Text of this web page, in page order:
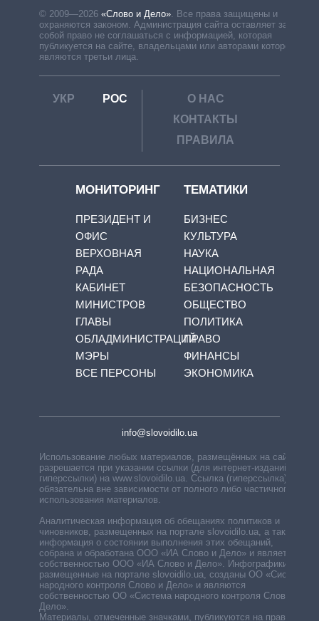
© 2009—2026 «Слово и Дело»
Все права защищены и
охраняются законом. Администрация сайта оставляет за
собой право не соглашаться с информацией, которая
публикуется на сайте, владельцами или авторами которой
являются третьи лица.
УКР РОС
О НАС
КОНТАКТЫ
ПРАВИЛА
МОНИТОРИНГ
ПРЕЗИДЕНТ И
ОФИС
ВЕРХОВНАЯ
РАДА
КАБИНЕТ
МИНИСТРОВ
ГЛАВЫ
ОБЛАДМИНИСТРАЦИЙ
МЭРЫ
ВСЕ ПЕРСОНЫ
ТЕМАТИКИ
БИЗНЕС
КУЛЬТУРА
НАУКА
НАЦИОНАЛЬНАЯ
БЕЗОПАСНОСТЬ
ОБЩЕСТВО
ПОЛИТИКА
ПРАВО
ФИНАНСЫ
ЭКОНОМИКА
info@slovoidilo.ua
Использование любых материалов, размещённых на сайте,
разрешается при указании ссылки (для интернет-изданий —
гиперссылки) на www.slovoidilo.ua. Ссылка (гиперссылка)
обязательна вне зависимости от полного либо частичного
использования материалов.
Аналитическая информация об обещаниях политиков и
чиновников, размещенных на портале slovoidilo.ua, а также
информация о состоянии выполнения этих обещаний,
собрана и обработана ООО «ИА Слово и Дело» и является
собственностью ООО «ИА Слово и Дело». Инфографики,
размещенные на портале slovoidilo.ua, созданы ОО «Система
народного контроля Слово и Дело» и являются
собственностью ОО «Система народного контроля Слово и
Дело».
Материалы, отмеченные значками, публикуются на правах